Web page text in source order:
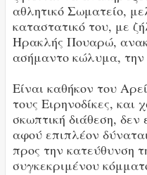
αθλητικό Σωματείο,
καταστατικό του, με
Ηρακλής Πουαρώ,
ασήμαντο κώλυμα, την
Είναι καθήκον του
τους Ειρηνοδίκες, και
σκωπτική διάθεση, δεν
αφού επιπλέον
προς την κατεύθυνση
συγκεκριμένου